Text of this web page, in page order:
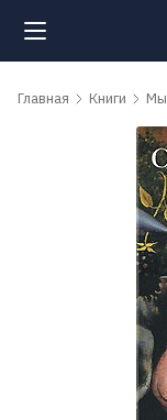
Поиск
обсуждаемые
Главная Книги